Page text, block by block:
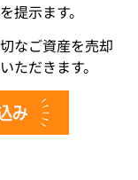
提示ます。
なご資産を売却
ただきます。